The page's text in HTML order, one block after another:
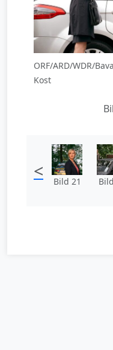
ORF/ARD/WDR/
Kost
< Bild 21